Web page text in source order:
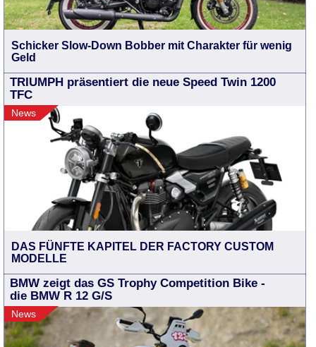
Schicker Slow-Down Bobber mit Charakter für wenig
Geld
TRIUMPH präsentiert die neue Speed Twin 1200
TFC
News
DAS FÜNFTE KAPITEL DER FACTORY CUSTOM
MODELLE
BMW zeigt das GS Trophy Competition Bike -
die BMW R 12 G/S
News